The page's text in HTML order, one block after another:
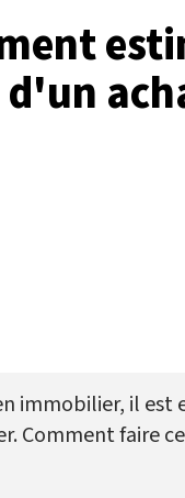
d'un
immobilier, il
Comment faire